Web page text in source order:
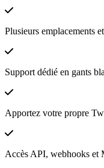
Plusieurs emplacements
Support dédié en gants
Apportez votre propre
Accès API, webhooks et